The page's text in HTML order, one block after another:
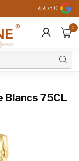
Gratis
4.4 /5.0
0
Blancs 75CL